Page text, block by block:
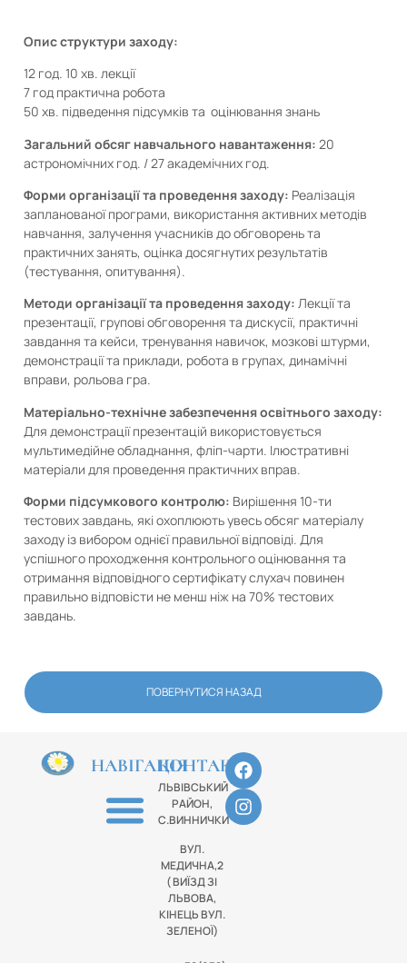
Опис структури заходу:
12 год. 10 хв. лекції
7 год практична робота
50 хв. підведення підсумків та оцінювання знань
Загальний обсяг навчального навантаження: 20
астрономічних год. / 27 академічних год.
Форми організації та проведення заходу: Реалізація
запланованої програми, використання активних методів
навчання, залучення учасників до обговорень та
практичних занять, оцінка досягнутих результатів
(тестування, опитування).
Методи організації та проведення заходу: Лекції та
презентації, групові обговорення та дискусії, практичні
завдання та кейси, тренування навичок, мозкові штурми,
демонстрації та приклади, робота в групах, динамічні
вправи, рольова гра.
Матеріально-технічне забезпечення освітнього заходу:
Для демонстрації презентацій використовується
мультимедійне обладнання, фліп-чарти. Ілюстративні
матеріали для проведення практичних вправ.
Форми підсумкового контролю: Вирішення 10-ти
тестових завдань, які охоплюють увесь обсяг матеріалу
заходу із вибором однієї правильної відповіді. Для
успішного проходження контрольного оцінювання та
отримання відповідного сертифікату слухач повинен
правильно відповісти не менш ніж на 70% тестових
завдань.
ПОВЕРНУТИСЯ НАЗАД
НАВІГАЦІЯКОНТАКТИ
ЛЬВІВСЬКИЙ
РАЙОН,
С.ВИННИЧКИ
ВУЛ.
МЕДИЧНА,2
( ВИЇЗД ЗІ
ЛЬВОВА,
КІНЕЦЬ ВУЛ.
ЗЕЛЕНОЇ)